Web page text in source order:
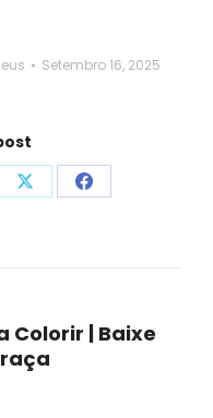
Setembro 16, 2025
Share Share
Colorir | Baixe